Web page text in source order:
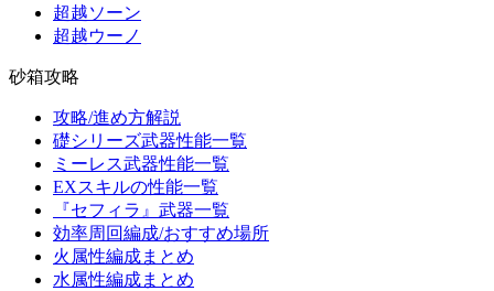
超越ソーン
超越ウーノ
砂箱攻略
攻略/進め方解説
礎シリーズ武器性能一覧
ミーレス武器性能一覧
EXスキルの性能一覧
『セフィラ』武器一覧
効率周回編成/おすすめ場所
火属性編成まとめ
水属性編成まとめ